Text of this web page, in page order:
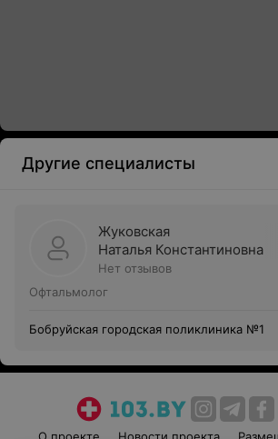
Другие специалисты
Жуковская
Наталья Константиновна
Нет отзывов
Офтальмолог
Бобруйская городская поликлиника №1